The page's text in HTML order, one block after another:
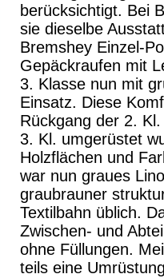
berücksichtigt. Bei
sie dieselbe
Bremshey Einzel-
Gepäckraufen mit
3. Klasse nun mit
Einsatz. Diese
Rückgang der 2.
3. Kl. umgerüstet
Holzflächen und
war nun graues
graubrauner
Textilbahn üblich.
Zwischen- und
ohne Füllungen.
teils eine